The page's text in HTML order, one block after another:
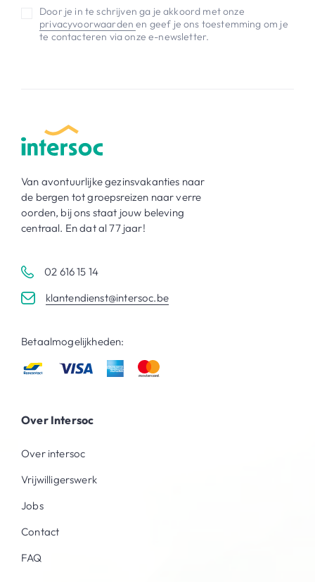
Door je in te schrijven ga je akkoord met onze
privacyvoorwaardenen geef je ons toestemming om je
te contacteren via onze e-newsletter.
Van avontuurlijke gezinsvakanties naar
de bergen tot groepsreizen naar verre
oorden, bij ons staat jouw beleving
centraal. En dat al 77 jaar!
02 616 15 14
klantendienst@intersoc.be
Betaalmogelijkheden:
Over Intersoc
Over intersoc
Vrijwilligerswerk
Jobs
Contact
FAQ